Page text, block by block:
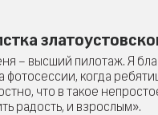
– высший пилотаж. Я
фотосессии, когда
что в такое
радость, и взрослым».